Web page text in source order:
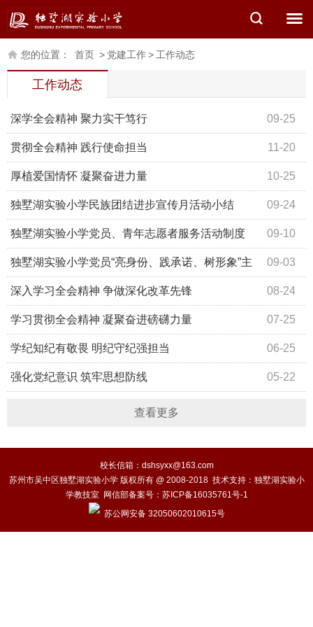
您的位置： 首页 > 党建工作> 工作动态
工作动态
09-25
深学全会精神 聚力实干笃行
11-20
贯彻全会精神 践行使命担当
10-25
厚植爱国情怀 凝聚奋进力量
09-24
独墅湖实验小学民族团结进步宣传月活动小结
09-10
独墅湖实验小学党员、青年志愿者服务活动制度
09-03
独墅湖实验小学党员“亮身份、践承诺、树形象”主
题实践活动方案 08-24
深入学习全会精神 争做深化改革先锋
07-25
学习贯彻全会精神 凝聚奋进磅礴力量
06-25
学纪知纪有敬畏 明纪守纪强担当
05-22
强化党纪意识 筑牢思想防线
查看更多
校长信箱：dshsyxx@163.com
苏州市吴中区独墅湖实验小学 版权所有 @ 2008-2018 技术支持：独墅湖实验小
学教技室 网信部备案号： 苏ICP备16035761号-1
苏公网安备 32050602010615号